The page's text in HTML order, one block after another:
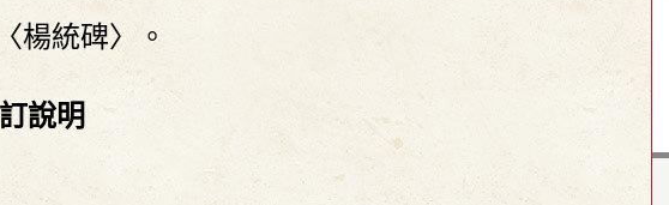
楊統碑〉。
說明